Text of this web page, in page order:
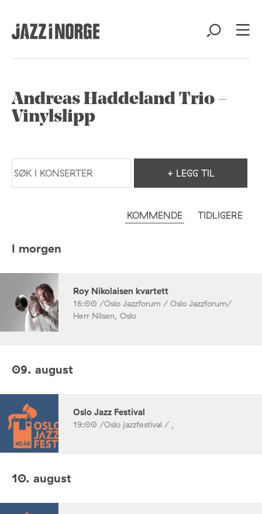
Andreas Haddeland Trio –
Vinylslipp
+ LEGG TIL
KOMMENDE TIDLIGERE
I morgen
Roy Nikolaisen kvartett
16:00 /Oslo Jazzforum / Oslo Jazzforum/
Herr Nilsen, Oslo
09. august
Oslo Jazz Festival
19:00 /Oslo jazzfestival / ,
10. august